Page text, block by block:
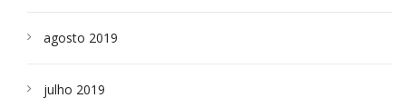
agosto 2019
julho 2019